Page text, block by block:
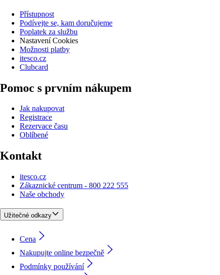
Přístupnost
Podívejte se, kam doručujeme
Poplatek za službu
Nastavení Cookies
Možnosti platby
itesco.cz
Clubcard
Pomoc s prvním nákupem
Jak nakupovat
Registrace
Rezervace času
Oblíbené
Kontakt
itesco.cz
Zákaznické centrum - 800 222 555
Naše obchody
Užitečné odkazy
Cena
Nakupujte online bezpečně
Podmínky používání